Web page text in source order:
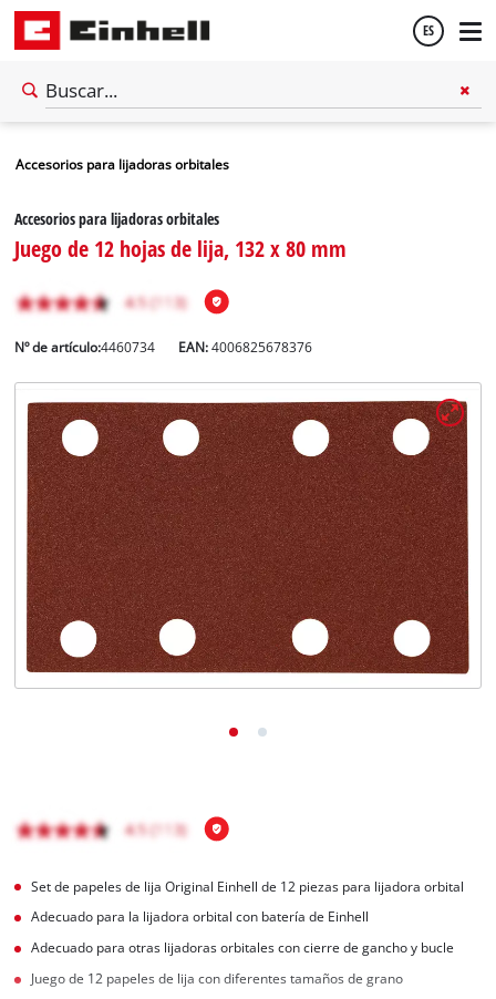
ES
Accesorios para lijadoras orbitales
Accesorios para lijadoras orbitales
Juego de 12 hojas de lija, 132 x 80 mm
Nº de artículo:4460734 EAN:4006825678376
Set de papeles de lija Original Einhell de 12 piezas para lijadora orbital
Adecuado para la lijadora orbital con batería de Einhell
Adecuado para otras lijadoras orbitales con cierre de gancho y bucle
Juego de 12 papeles de lija con diferentes tamaños de grano